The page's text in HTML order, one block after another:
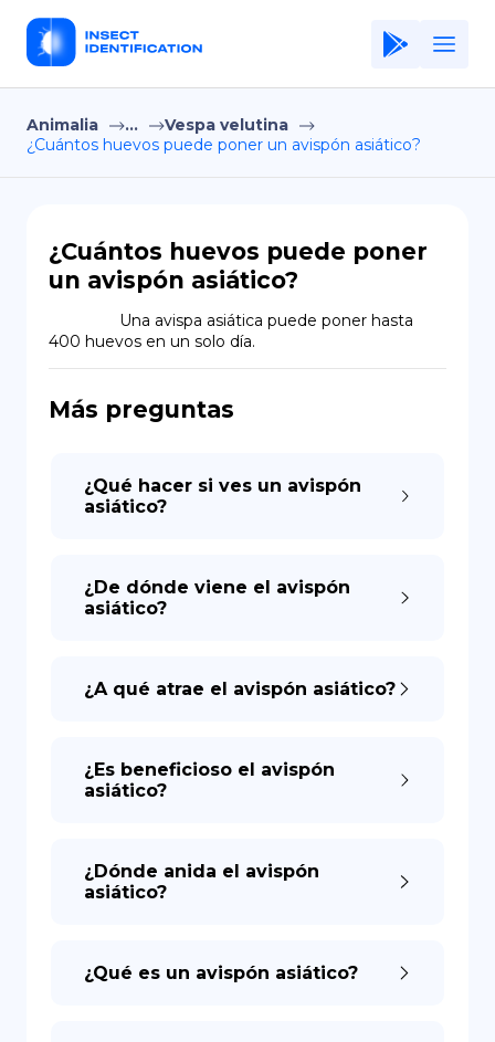
Home
Application
Terms of Use
Privacy Policy
ES
FR
Animalia ...
Vespa velutina
¿Cuántos huevos puede poner un avispón asiático?
¿Cuántos huevos puede poner
un avispón asiático?
400 huevos en un solo día.
Más preguntas
¿Qué hacer si ves un avispón
asiático?
¿De dónde viene el avispón
asiático?
¿A qué atrae el avispón asiático?
¿Es beneficioso el avispón
asiático?
¿Dónde anida el avispón
asiático?
¿Qué es un avispón asiático?